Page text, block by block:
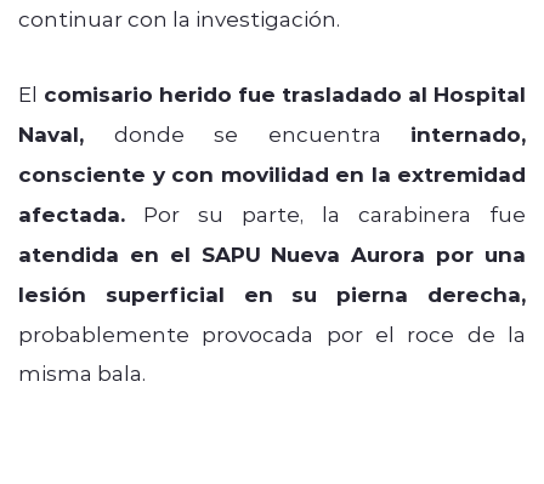
continuar con la investigación.
El comisario herido fue trasladado al Hospital
Naval, donde se encuentra internado,
consciente y con movilidad en la extremidad
afectada. Por su parte, la carabinera fue
atendida en el SAPU Nueva Aurora por una
lesión superficial en su pierna derecha,
probablemente provocada por el roce de la
misma bala.